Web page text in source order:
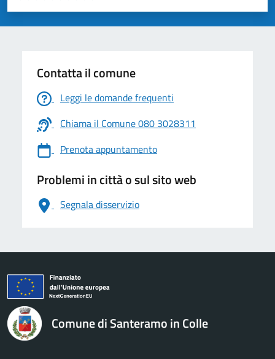
Valuta 5 stelle su 5
Valuta 4 stelle su 5
Valuta 3 stelle su 5
Valuta 2 stelle su 5
Valuta 1 stelle su 5
Contatta il comune
Leggi le domande frequenti
Chiama il Comune 080 3028311
Prenota appuntamento
Problemi in città o sul sito web
Segnala disservizio
logo Unione Europea
Comune di Santeramo in Colle